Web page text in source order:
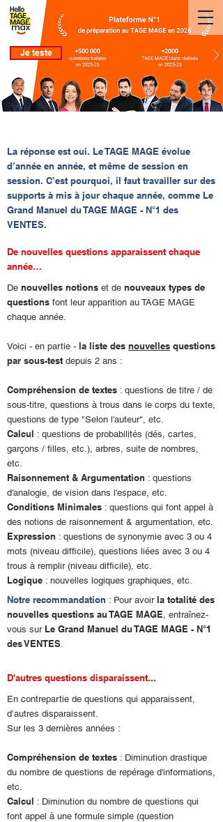
Je teste
La réponse est oui. Le TAGE MAGE évolue
d’année en année, et même de session en
session. C’est pourquoi, il faut travailler sur des
supports à mis à jour chaque année, comme Le
Grand Manuel du TAGE MAGE - N°1 des
VENTES.
De nouvelles questions apparaissent chaque
année…
De nouvelles notions et de nouveaux types de
questions font leur apparition au TAGE MAGE
chaque année.
Voici - en partie - la liste des nouvelles questions
par sous-test depuis 2 ans :
Compréhension de textes : questions de titre / de
sous-titre, questions à trous dans le corps du texte,
questions de type "Selon l'auteur", etc.
Calcul : questions de probabilités (dés, cartes,
garçons / filles, etc.), arbres, suite de nombres,
etc.
Raisonnement & Argumentation : questions
d'analogie, de vision dans l'espace, etc.
Conditions Minimales : questions qui font appel à
des notions de raisonnement & argumentation, etc.
Expression : questions de synonymie avec 3 ou 4
mots (niveau difficile), questions liées avec 3 ou 4
trous à remplir (niveau difficile), etc.
Logique : nouvelles logiques graphiques, etc.
Notre recommandation : Pour avoir la totalité des
nouvelles questions au TAGE MAGE, entraînez-
vous sur Le Grand Manuel du TAGE MAGE - N°1
des VENTES.
D'autres questions disparaissent...
En contrepartie de questions qui apparaissent,
d’autres disparaissent.
Sur les 3 dernières années :
Compréhension de textes : Diminution drastique
du nombre de questions de repérage d'informations,
etc.
Calcul : Diminution du nombre de questions qui
font appel à une formule simple (question